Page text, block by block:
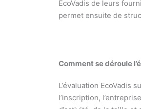
EcoVadis de leurs
permet ensuite de
Comment se déroule
L’évaluation EcoVadis
l’inscription,